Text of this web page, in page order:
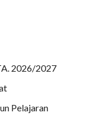
2026/2027
Pelajaran